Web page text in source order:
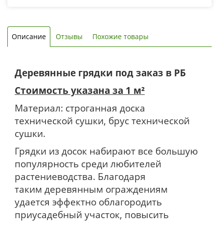
Описание Отзывы Похожие товары
Деревянные грядки под заказ в РБ
Стоимость указана за 1 м²
Материал: строганная доска
технической сушки, брус технической
сушки.
Грядки из досок набирают все большую
популярность среди любителей
растениеводства. Благодаря
таким деревянным ограждениям
удается эффектно облагородить
приусадебный участок, повысить